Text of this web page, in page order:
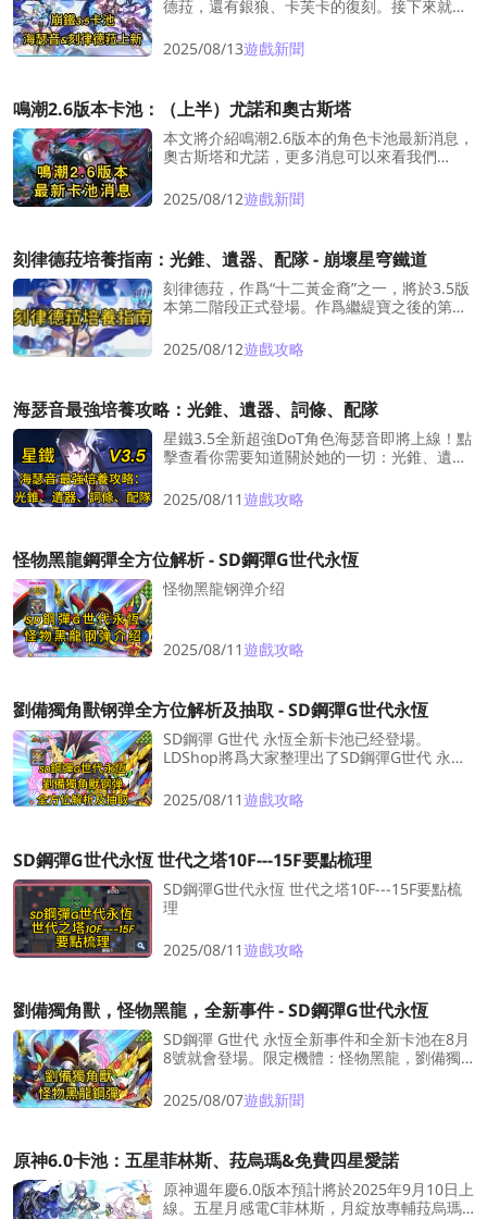
德菈，還有銀狼、卡芙卡的復刻。接下來就讓
2025/08/13遊戲新聞
鳴潮2.6版本卡池：（上半）尤諾和奧古斯塔
本文將介紹鳴潮2.6版本的角色卡池最新消息，
奧古斯塔和尤諾，更多消息可以來看我們
2025/08/12遊戲新聞
刻律德菈培養指南：光錐、遺器、配隊 - 崩壞星穹鐵道
刻律德菈，作爲“十二黃金裔”之一，將於3.5版
本第二階段正式登場。作爲繼緹寶之後的第二
的。LDShop就爲大家總結了刻律德菈的培養
指南，包含專屬光錐、遺器、最佳配隊等全方
2025/08/12遊戲攻略
海瑟音最強培養攻略：光錐、遺器、詞條、配隊
星鐵3.5全新超強DoT角色海瑟音即將上線！點
擊查看你需要知道關於她的一切：光錐、遺
法，盡在LDShop海瑟音最強培養攻略！
2025/08/11遊戲攻略
怪物黑龍鋼彈全方位解析 - SD鋼彈G世代永恆
怪物黑龍钢弹介绍
2025/08/11遊戲攻略
劉備獨角獸钢弹全方位解析及抽取 - SD鋼彈G世代永恆
SD鋼彈 G世代 永恆全新卡池已经登場。
LDShop將爲大家整理出了SD鋼彈G世代 永恆
析及抽取建議。
2025/08/11遊戲攻略
SD鋼彈G世代永恆 世代之塔10F---15F要點梳理
SD鋼彈G世代永恆 世代之塔10F---15F要點梳
理
2025/08/11遊戲攻略
劉備獨角獸，怪物黑龍，全新事件 - SD鋼彈G世代永恆
SD鋼彈 G世代 永恆全新事件和全新卡池在8月
8號就會登場。限定機體：怪物黑龍，劉備獨
代 永恆的全新卡池和全新事件的資訊。
2025/08/07遊戲新聞
原神6.0卡池：五星菲林斯、菈烏瑪&免費四星愛諾
原神週年慶6.0版本預計將於2025年9月10日上
線。五星月感電C菲林斯，月綻放專輔菈烏瑪